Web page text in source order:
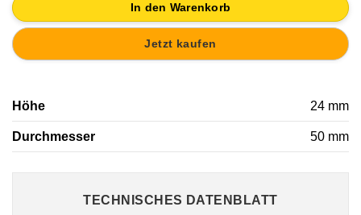
In den Warenkorb
Jetzt kaufen
Höhe 24 mm
Durchmesser 50 mm
TECHNISCHES DATENBLATT